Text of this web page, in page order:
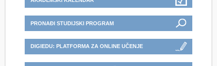
PRONAĐI STUDIJSKI PROGRAM
DIGIEDU: PLATFORMA ZA ONLINE UČENJE